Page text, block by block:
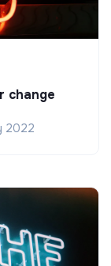
change
2022